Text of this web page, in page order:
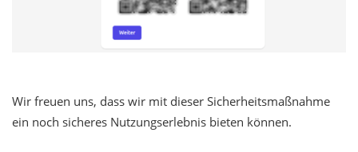
Wir freuen uns, dass wir mit dieser Sicherheitsmaßnahme
ein noch sicheres Nutzungserlebnis bieten können.